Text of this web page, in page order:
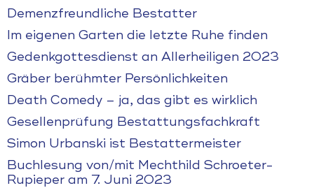
Demenzfreundliche Bestatter
Im eigenen Garten die letzte Ruhe finden
Gedenkgottesdienst an Allerheiligen 2023
Gräber berühmter Persönlichkeiten
Death Comedy – ja, das gibt es wirklich
Gesellenprüfung Bestattungsfachkraft
Simon Urbanski ist Bestattermeister
Buchlesung von/mit Mechthild Schroeter-
Rupieper am 7. Juni 2023